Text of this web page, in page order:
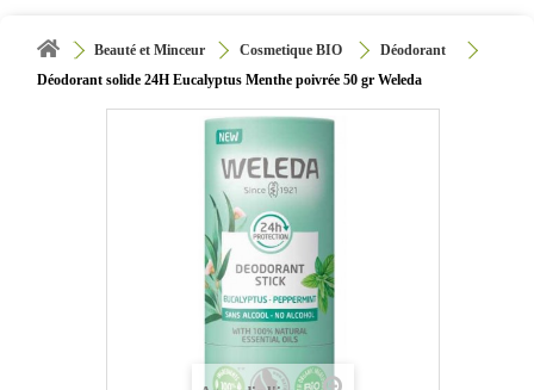
Beauté et Minceur Cosmetique BIO
Déodorant
Déodorant solide 24H Eucalyptus Menthe poivrée 50 gr Weleda